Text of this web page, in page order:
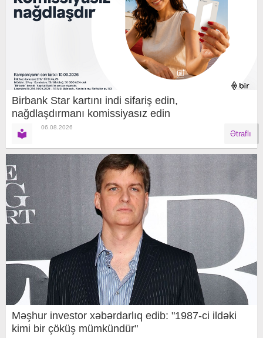
Birbank Star kartını indi sifariş edin,
nağdlaşdırmanı komissiyasız edin
06.08.2026
Ətraflı
Məşhur investor xəbərdarlıq edib: "1987-ci ildəki
kimi bir çöküş mümkündür"